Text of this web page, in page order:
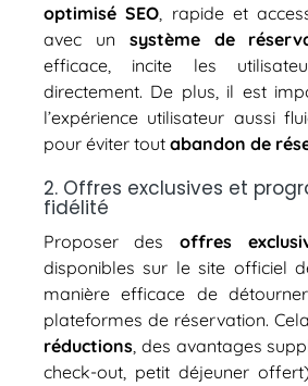
optimisé SEO, rapide et
avec un système de
efficace, incite les
directement. De plus, il est
l’expérience utilisateur aussi
pour éviter tout abandon de
2. Offres exclusives et
fidélité
Proposer des offres
disponibles sur le site officiel
manière efficace de
plateformes de réservation.
réductions, des avantages
check-out, petit déjeuner